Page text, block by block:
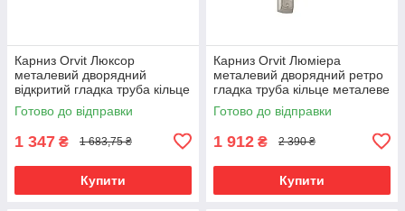
Карниз Orvit Люксор
металевий дворядний
відкритий гладка труба кільце
металеве Нержавіюча Сталь
25\19 мм 300 см (7075454)
Готово до відправки
1 347 ₴ 1 683,75 ₴
Купити
Карниз Orvit Люміера
металевий дворядний ретро
гладка труба кільце металеве
Нержавіюча Сталь 25\19 мм
300 см (00-00021610)
Готово до відправки
1 912 ₴ 2 390 ₴
Купити